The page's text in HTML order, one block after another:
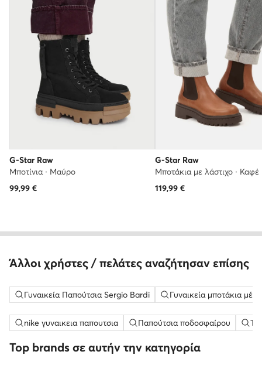
G-Star Raw
Μποτίνια · Μαύρο
99,99 €
G-Star Raw
Μποτάκια με λάστιχο · Καφέ
119,99€
Άλλοι χρήστες / πελάτες αναζήτησαν επίσης
Γυναικεία Παπούτσια Sergio Bardi Γυναικεία μποτάκια
nike γυναικεια παπουτσια Παπούτσια ποδοσφαίρου
Top brands σε αυτήν την κατηγορία